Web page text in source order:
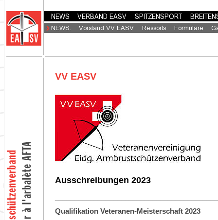
VV EASV
Ausschreibungen 2023
Qualifikation Veteranen-Meisterschaft 2023